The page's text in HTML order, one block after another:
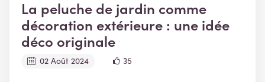
La peluche de jardin comme
décoration extérieure : une idée
déco originale
02 Août 2024 35